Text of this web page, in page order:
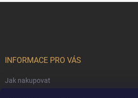
INFORMACE PRO VÁS
Jak nakupovat